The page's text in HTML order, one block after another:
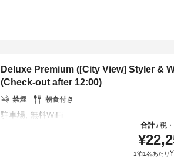
Deluxe Premium ([City View] Styler &
(Check-out after 12:00)
禁煙 朝食付き
合計/税
¥
1泊1名あたり¥